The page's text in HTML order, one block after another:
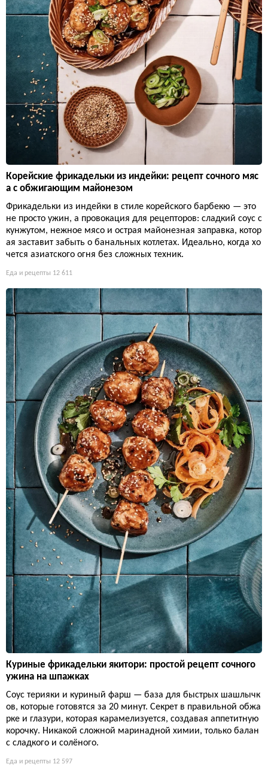
Корейские фрикадельки из индейки: рецепт сочного мяс
а с обжигающим майонезом
Фрикадельки из индейки в стиле корейского барбекю — это
не просто ужин, а провокация для рецепторов: сладкий соус с
кунжутом, нежное мясо и острая майонезная заправка, котор
ая заставит забыть о банальных котлетах. Идеально, когда хо
чется азиатского огня без сложных техник.
Еда и рецепты 12 611
Куриные фрикадельки якитори: простой рецепт сочного
ужина на шпажках
Соус терияки и куриный фарш — база для быстрых шашлычк
ов, которые готовятся за 20 минут. Секрет в правильной обжа
рке и глазури, которая карамелизуется, создавая аппетитную
корочку. Никакой сложной маринадной химии, только балан
с сладкого и солёного.
Еда и рецепты 12 597